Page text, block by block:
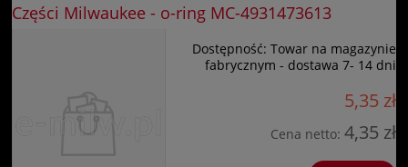
Części Milwaukee - o-ring MC-4931473613
Dostępność: Towar na magazynie
fabrycznym - dostawa 7- 14 dni
5,35 zł
Cena netto: 4,35 zł